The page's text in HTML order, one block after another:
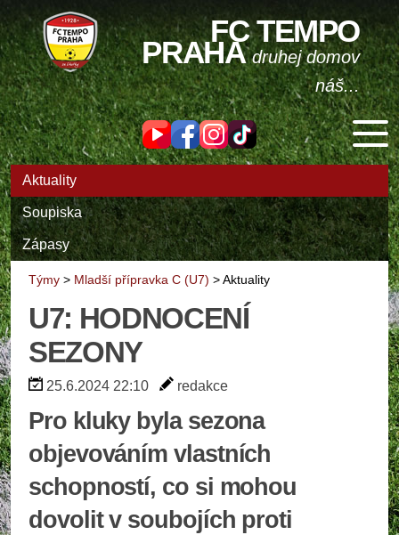
FC TEMPO
PRAHAdruhej domov
náš...
Aktuality
Soupiska
Zápasy
Týmy > Mladší přípravka C (U7) >Aktuality
U7: HODNOCENÍ
SEZONY
25.6.2024 22:10 redakce
Pro kluky byla sezona
objevováním vlastních
schopností, co si mohou
dovolit v soubojích proti